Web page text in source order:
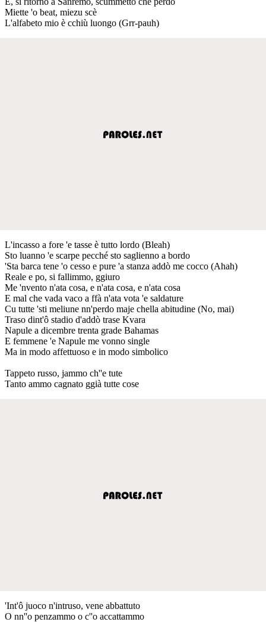
Miette 'o beat, miezu scè
L'alfabeto mio è cchiù luongo (Grr-pauh)
L'incasso a fore 'e tasse è tutto lordo (Bleah)
Sto luanno 'e scarpe pecché sto saglienno a bordo
'Sta barca tene 'o cesso e pure 'a stanza addò me cocco (Ahah)
Reale e po, si fallimmo, ggiuro
Me 'nvento n'ata cosa, e n'ata cosa, e n'ata cosa
E mal che vada vaco a ffà n'ata vota 'e saldature
Cu tutte 'sti meliune nn'perdo maje chella abitudine (No, mai)
Traso dint'ô stadio d'addò trase Kvara
Napule a dicembre trenta grade Bahamas
E femmene 'e Napule me vonno single
Ma in modo affettuoso e in modo simbolico
Tappeto russo, jammo ch''e tute
Tanto ammo cagnato ggià tutte cose
'Int'ô juoco n'intruso, vene abbattuto
O nn''o penzammo o c''o accattammo